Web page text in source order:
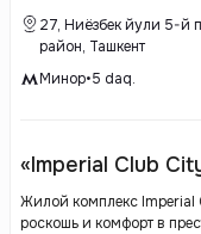
27, Ниёзбек йули 5-й
район, Ташкент
Минор•5 daq.
«Imperial Club
Жилой комплекс Imperial
роскошь и комфорт в